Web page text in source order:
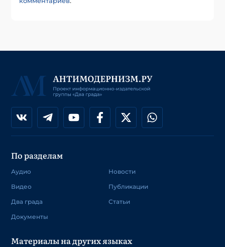
По разделам
Аудио
Видео
Два града
Документы
Новости
Публикации
Статьи
Материалы на других языках